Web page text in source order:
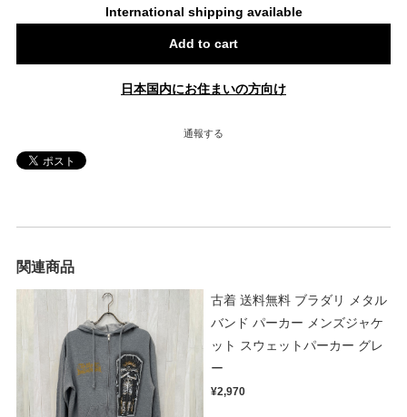
International shipping available
Add to cart
日本国内にお住まいの方向け
通報する
関連商品
古着 送料無料 ブラダリ メタル
バンド パーカー メンズジャケ
ット スウェットパーカー グレ
ー
¥2,970